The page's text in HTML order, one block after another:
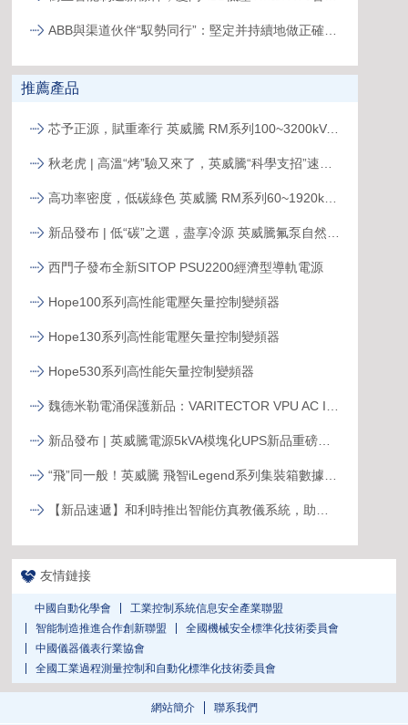
推薦產品
芯予正源，賦重牽行 英威騰 RM系列100~3200kVA模塊化UPS新品發布
西門子發布全新SITOP PSU2200經濟型導軌電源
Hope100系列高性能電壓矢量控制變頻器
Hope130系列高性能電壓矢量控制變頻器
Hope530系列高性能矢量控制變頻器
友情鏈接
中國自動化學會
工業控制系統信息安全產業聯盟
智能制造推進合作創新聯盟
全國機械安全標準化技術委員會
中國儀器儀表行業協會
全國工業過程測量控制和自動化標準化技術委員會
網站簡介 聯系我們